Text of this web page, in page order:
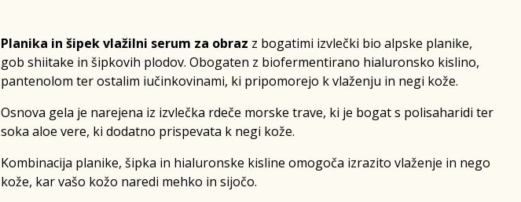
Planika in šipek vlažilni serum za obraz z bogatimi izvlečki bio alpske planike,
gob shiitake in šipkovih plodov. Obogaten z biofermentirano hialuronsko kislino,
pantenolom ter ostalim iučinkovinami, ki pripomorejo k vlaženju in negi kože.
Osnova gela je narejena iz izvlečka rdeče morske trave, ki je bogat s polisaharidi ter
soka aloe vere, ki dodatno prispevata k negi kože.
Kombinacija planike, šipka in hialuronske kisline omogoča izrazito vlaženje in nego
kože, kar vašo kožo naredi mehko in sijočo.